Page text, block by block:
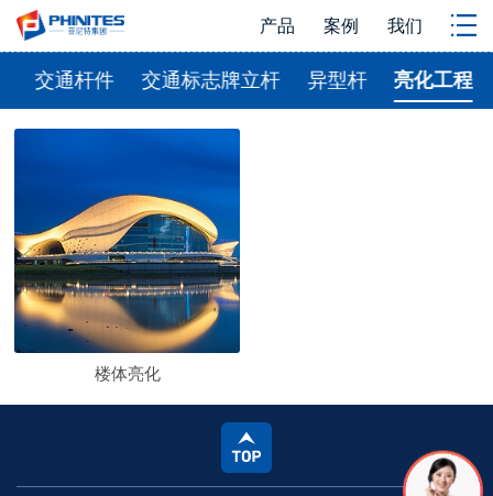
产品 案例 我们
交通杆件 交通标志牌立杆 异型杆 亮化工程
楼体亮化